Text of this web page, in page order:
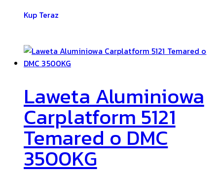
Kup Teraz
Laweta Aluminiowa
Carplatform 5121
Temared o DMC
3500KG